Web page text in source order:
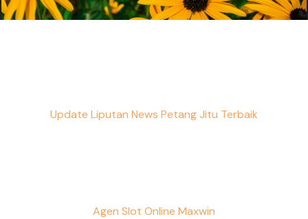
Update Liputan News Petang Jitu Terbaik
Agen Slot Online Maxwin